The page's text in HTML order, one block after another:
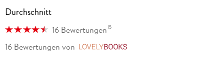
Durchschnitt
16 Bewertungen15
16 Bewertungen von